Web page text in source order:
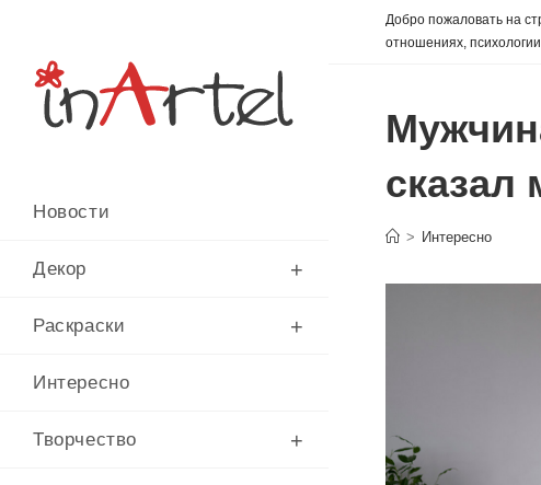
ПерейтиДобро пожаловать на
отношениях,
Новости
Декор
Раскраски
Интересно
Творчество
сказал
> Интересно